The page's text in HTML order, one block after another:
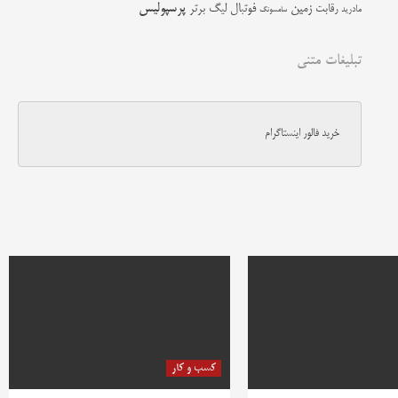
مادرید رقابت زمین سامسونگ فوتبال لیگ برتر پرسپولیس
تبلیغات متنی
خرید فالور اینستاگرام
کسب و کار